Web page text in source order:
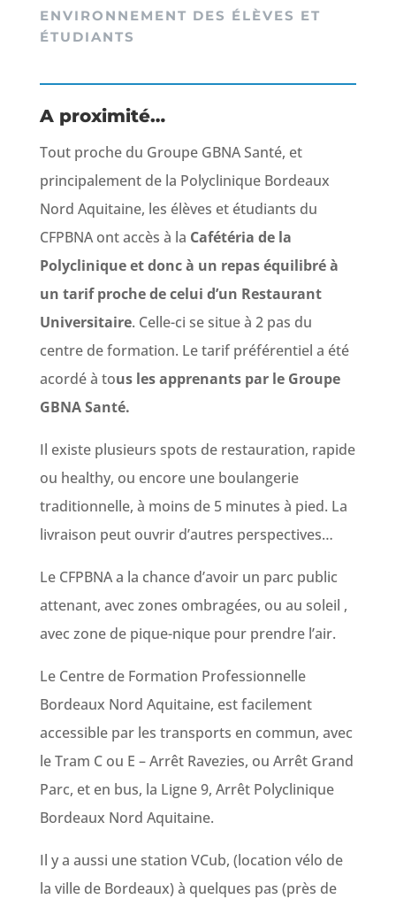
ENVIRONNEMENT DES ÉLÈVES ET
ÉTUDIANTS
A proximité…
Tout proche du Groupe GBNA Santé, et
principalement de la Polyclinique Bordeaux
Nord Aquitaine, les élèves et étudiants du
CFPBNA ont accès à la Cafétéria de la
Polyclinique et donc à un repas équilibré à
un tarif proche de celui d’un Restaurant
Universitaire. Celle-ci se situe à 2 pas du
centre de formation. Le tarif préférentiel a été
acordé à tous les apprenants par le Groupe
GBNA Santé.
Il existe plusieurs spots de restauration, rapide
ou healthy, ou encore une boulangerie
traditionnelle, à moins de 5 minutes à pied. La
livraison peut ouvrir d’autres perspectives…
Le CFPBNA a la chance d’avoir un parc public
attenant, avec zones ombragées, ou au soleil ,
avec zone de pique-nique pour prendre l’air.
Le Centre de Formation Professionnelle
Bordeaux Nord Aquitaine, est facilement
accessible par les transports en commun, avec
le Tram C ou E – Arrêt Ravezies, ou Arrêt Grand
Parc, et en bus, la Ligne 9, Arrêt Polyclinique
Bordeaux Nord Aquitaine.
Il y a aussi une station VCub, (location vélo de
la ville de Bordeaux) à quelques pas (près de